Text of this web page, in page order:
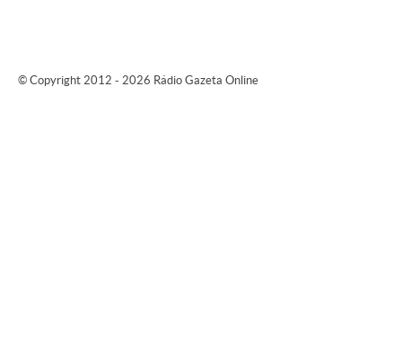
© Copyright 2012 - 2026 Rádio Gazeta Online